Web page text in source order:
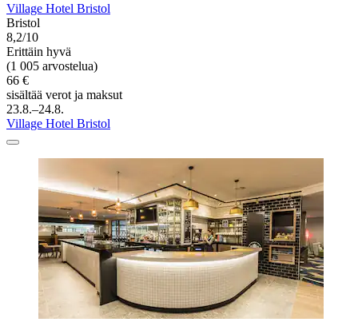
Village Hotel Bristol
Bristol
8,2/10
Erittäin hyvä
(1 005 arvostelua)
66 €
sisältää verot ja maksut
23.8.–24.8.
Village Hotel Bristol